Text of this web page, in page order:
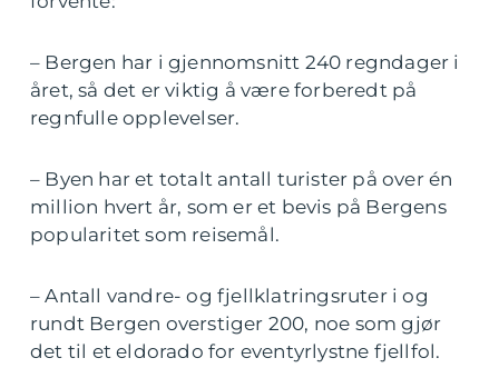
– Bergen har i gjennomsnitt 240 regndager i
året, så det er viktig å være forberedt på
regnfulle opplevelser.
– Byen har et totalt antall turister på over én
million hvert år, som er et bevis på Bergens
popularitet som reisemål.
– Antall vandre- og fjellklatringsruter i og
rundt Bergen overstiger 200, noe som gjør
det til et eldorado for eventyrlystne fjellfol.